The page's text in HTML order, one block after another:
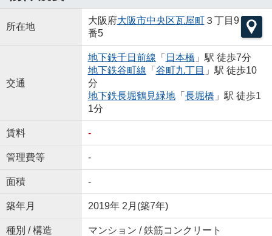
所在地
大阪府大阪市中央区瓦屋町３丁目9
番5
交通
地下鉄千日前線 「 日本橋 」駅 徒歩7分
地下鉄谷町線 「 谷町九丁目 」駅 徒歩10
分
地下鉄長堀鶴見緑地「 長堀橋 」駅 徒歩1
1分
賃料 -
管理費等 -
面積 -
築年月 2019年 2月(築7年)
種別 / 構造 マンション / 鉄筋コンクリート